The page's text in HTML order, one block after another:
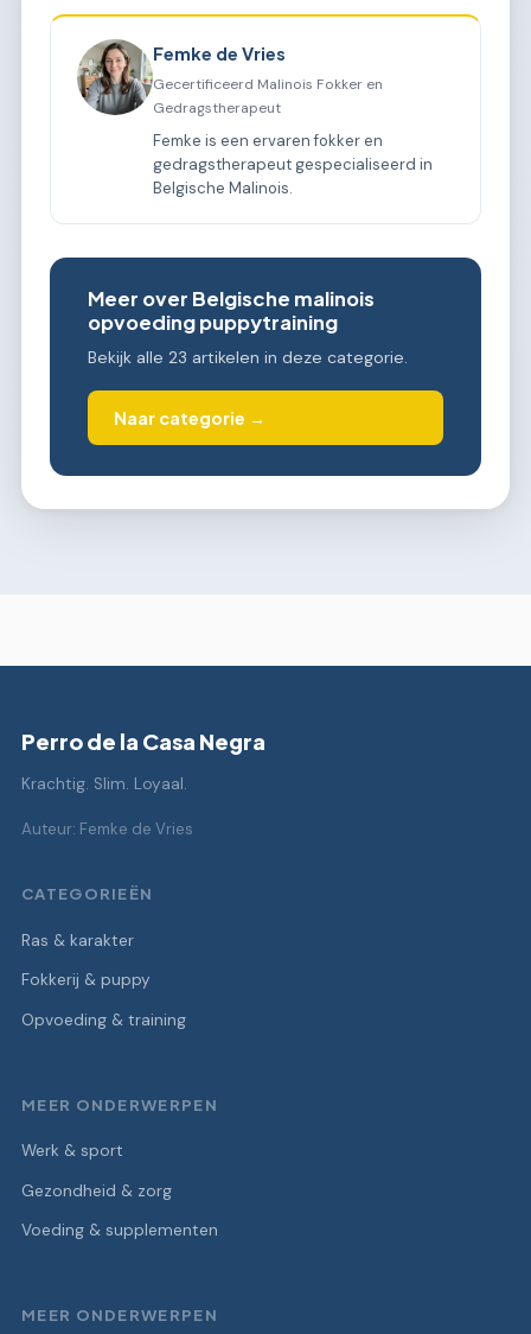
Femke de Vries
Gecertificeerd Malinois Fokker en
Gedragstherapeut
Femke is een ervaren fokker en
gedragstherapeut gespecialiseerd in
Belgische Malinois.
Meer over Belgische malinois
opvoeding puppytraining
Bekijk alle 23 artikelen in deze categorie.
Naar categorie →
Perro de la Casa Negra
Krachtig. Slim. Loyaal.
Auteur: Femke de Vries
CATEGORIEËN
Ras & karakter
Fokkerij & puppy
Opvoeding & training
MEER ONDERWERPEN
Werk & sport
Gezondheid & zorg
Voeding & supplementen
MEER ONDERWERPEN